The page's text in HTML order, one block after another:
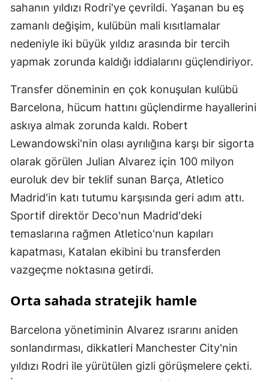
sahanın yıldızı Rodri'ye çevrildi. Yaşanan bu eş
zamanlı değişim, kulübün mali kısıtlamalar
nedeniyle iki büyük yıldız arasında bir tercih
yapmak zorunda kaldığı iddialarını güçlendiriyor.
Transfer döneminin en çok konuşulan kulübü
Barcelona, hücum hattını güçlendirme hayallerini
askıya almak zorunda kaldı. Robert
Lewandowski'nin olası ayrılığına karşı bir sigorta
olarak görülen Julian Alvarez için 100 milyon
euroluk dev bir teklif sunan Barça, Atletico
Madrid'in katı tutumu karşısında geri adım attı.
Sportif direktör Deco'nun Madrid'deki
temaslarına rağmen Atletico'nun kapıları
kapatması, Katalan ekibini bu transferden
vazgeçme noktasına getirdi.
Orta sahada stratejik hamle
Barcelona yönetiminin Alvarez ısrarını aniden
sonlandırması, dikkatleri Manchester City'nin
yıldızı Rodri ile yürütülen gizli görüşmelere çekti.